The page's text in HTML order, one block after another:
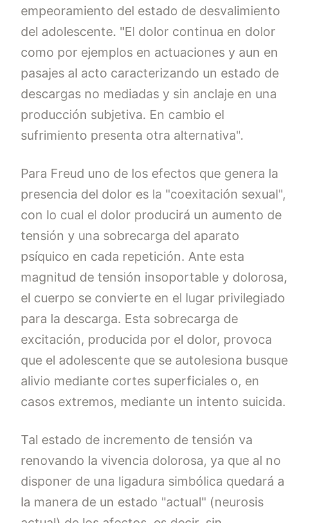
empeoramiento del estado de desvalimiento
del adolescente. "El dolor continua en dolor
como por ejemplos en actuaciones y aun en
pasajes al acto caracterizando un estado de
descargas no mediadas y sin anclaje en una
producción subjetiva. En cambio el
sufrimiento presenta otra alternativa".
Para Freud uno de los efectos que genera la
presencia del dolor es la "coexitación sexual",
con lo cual el dolor producirá un aumento de
tensión y una sobrecarga del aparato
psíquico en cada repetición. Ante esta
magnitud de tensión insoportable y dolorosa,
el cuerpo se convierte en el lugar privilegiado
para la descarga. Esta sobrecarga de
excitación, producida por el dolor, provoca
que el adolescente que se autolesiona busque
alivio mediante cortes superficiales o, en
casos extremos, mediante un intento suicida.
Tal estado de incremento de tensión va
renovando la vivencia dolorosa, ya que al no
disponer de una ligadura simbólica quedará a
la manera de un estado "actual" (neurosis